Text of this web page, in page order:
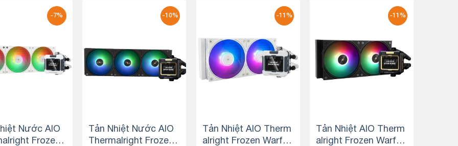
-7%
Nước AIO
Frozen
-10%
Tản Nhiệt Nước AIO
Thermalright Frozen
-11%
Tản Nhiệt AIO Therm
alright Frozen Warfra
-11%
Tản Nhiệt AIO Therm
alright Frozen Warfra